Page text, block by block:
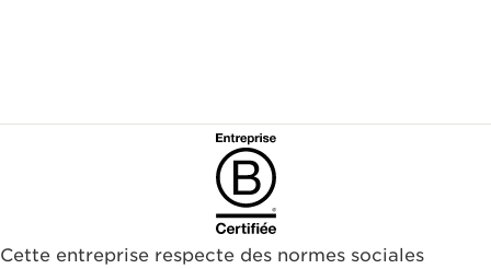
Cette entreprise respecte des normes sociales